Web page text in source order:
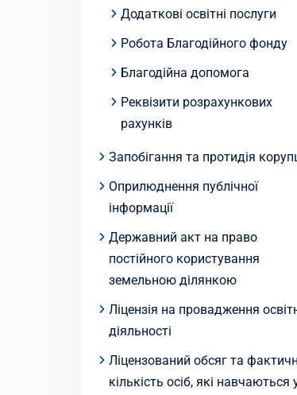
Додаткові освітні послуги
Робота Благодійного фонду
Благодійна допомога
Реквізити розрахункових
рахунків
Запобігання та протидія
Оприлюднення публічної
інформації
Державний акт на право
постійного користування
земельною ділянкою
Ліцензія на провадження
діяльності
Ліцензований обсяг та
кількість осіб, які навчаються